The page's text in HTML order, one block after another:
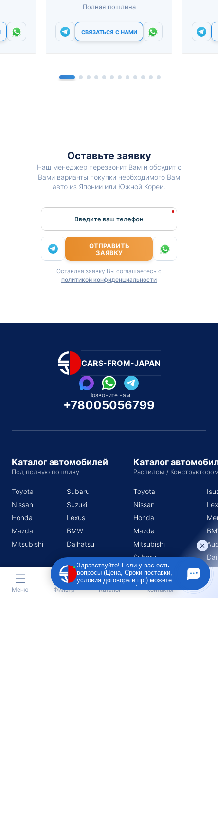
Полная пошлина
СВЯЗАТЬСЯ С НАМИ
Оставьте заявку
Наш менеджер перезвонит Вам и обсудит с
Вами варианты покупки необходимого Вам
авто из Японии или Южной Кореи.
Введите ваш телефон
ОТПРАВИТЬ
ЗАЯВКУ
Оставляя заявку Вы соглашаетесь с
политикой конфиденциальности
CARS-FROM-JAPAN
Позвоните нам
+78005056799
Каталог автомобилей
Под полную пошлину
Toyota
Nissan
Honda
Mazda
Mitsubishi
Subaru
Suzuki
Lexus
BMW
Daihatsu
Каталог
Распилом /
Toyota
Nissan
Honda
Mazda
Mitsubishi
Subaru
Suzuki
Меню Фильтр Каталог Контакты
Здравствуйте! Если у вас есть
вопросы (Цена, Сроки поставки,
условия договора и пр.) можете
задать их мне в чат!